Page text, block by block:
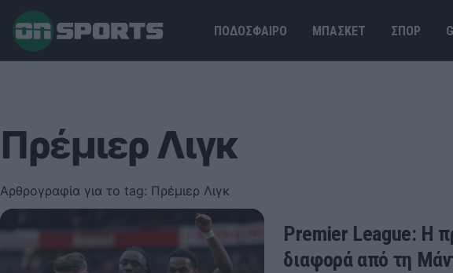
ΠΟΔΟΣΦΑΙΡΟ ΜΠΑΣΚΕΤ ΣΠΟΡ
Πρέμιερ Λιγκ
Αρθρογραφία για το tag: Πρέμιερ Λιγκ
Premier League: Η
διαφορά από τη